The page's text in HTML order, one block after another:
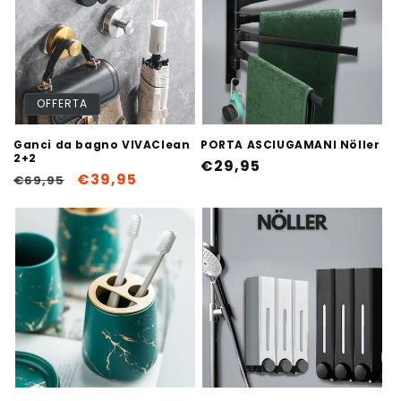
OFFERTA
Ganci da bagno VIVAClean
2+2
Prezzo
listino
€69,95
Prezzo
€39,95
PORTA ASCIUGAMANI Nöller
Prezzo
listino
€29,95